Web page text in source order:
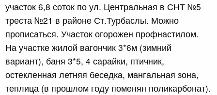
участок 6,8 соток по ул. Центральная в СНТ №5
треста №21 в районе Ст.Турбаслы. Можно
прописаться. Участок огорожен профнастилом.
На участке жилой вагончик 3*6м (зимний
вариант), баня 3*5, 4 сарайки, птичник,
остекленная летняя беседка, мангальная зона,
теплица (в прошлом году поменян поликарбонат).